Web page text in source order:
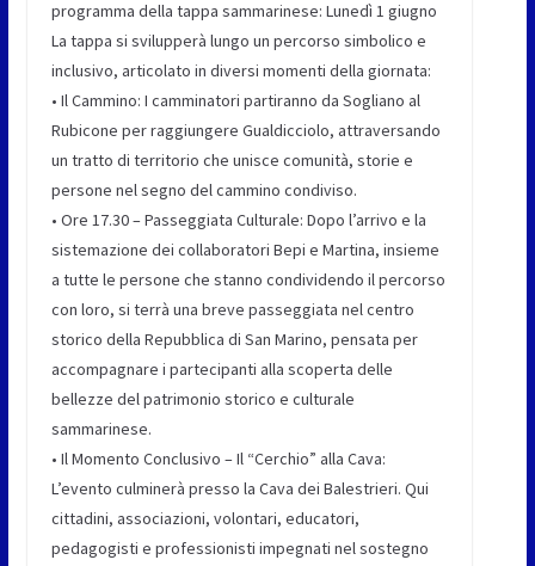
programma della tappa sammarinese: Lunedì 1 giugno
La tappa si svilupperà lungo un percorso simbolico e
inclusivo, articolato in diversi momenti della giornata:
• Il Cammino: I camminatori partiranno da Sogliano al
Rubicone per raggiungere Gualdicciolo, attraversando
un tratto di territorio che unisce comunità, storie e
persone nel segno del cammino condiviso.
• Ore 17.30 – Passeggiata Culturale: Dopo l’arrivo e la
sistemazione dei collaboratori Bepi e Martina, insieme
a tutte le persone che stanno condividendo il percorso
con loro, si terrà una breve passeggiata nel centro
storico della Repubblica di San Marino, pensata per
accompagnare i partecipanti alla scoperta delle
bellezze del patrimonio storico e culturale
sammarinese.
• Il Momento Conclusivo – Il “Cerchio” alla Cava:
L’evento culminerà presso la Cava dei Balestrieri. Qui
cittadini, associazioni, volontari, educatori,
pedagogisti e professionisti impegnati nel sostegno